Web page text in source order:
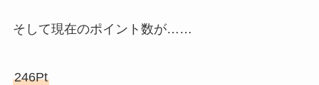
そして現在のポイント数が……
246Pt